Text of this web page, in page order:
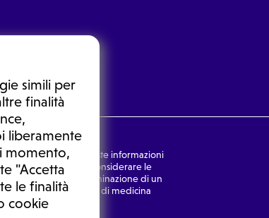
simili per
finalità
liberamente
momento,
"Accetta
le finalità
cookie
In nessun caso, queste informazioni
Non si devono considerare le
diagnosi, la determinazione di un
consultare un medico di medicina